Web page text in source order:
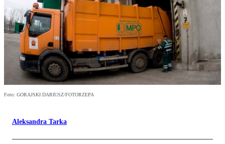
Foto: GORAJSKI DARIUSZ/FOTORZEPA
Aleksandra Tarka